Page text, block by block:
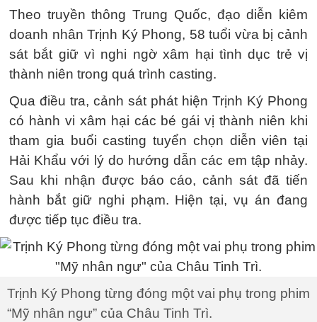
Theo truyền thông Trung Quốc, đạo diễn kiêm
doanh nhân Trịnh Ký Phong, 58 tuổi vừa bị cảnh
sát bắt giữ vì nghi ngờ xâm hại tình dục trẻ vị
thành niên trong quá trình casting.
Qua điều tra, cảnh sát phát hiện Trịnh Ký Phong
có hành vi xâm hại các bé gái vị thành niên khi
tham gia buổi casting tuyển chọn diễn viên tại
Hải Khẩu với lý do hướng dẫn các em tập nhảy.
Sau khi nhận được báo cáo, cảnh sát đã tiến
hành bắt giữ nghi phạm. Hiện tại, vụ án đang
được tiếp tục điều tra.
Trịnh Ký Phong từng đóng một vai phụ trong phim
“Mỹ nhân ngư” của Châu Tinh Trì.